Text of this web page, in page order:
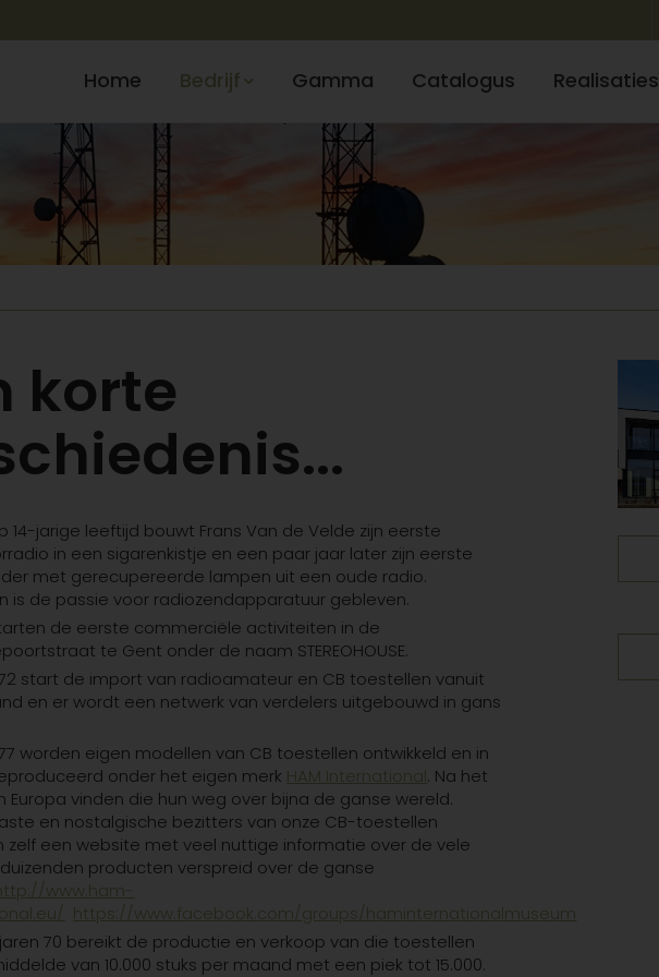
Home Bedrijf Gamma Catalogus Realisaties
korte
14-jarige leeftijd bouwt Frans Van de Velde zijn eerste
in een sigarenkistje en een paar jaar later zijn eerste
met gerecupereerde lampen uit een oude radio.
is de passie voor radiozendapparatuur gebleven.
de eerste commerciële activiteiten in de
te Gent onder de naam STEREOHOUSE.
start de import van radioamateur en CB toestellen vanuit
en er wordt een netwerk van verdelers uitgebouwd in gans
worden eigen modellen van CB toestellen ontwikkeld en in
onder het eigen merk HAM International. Na het
Europa vinden die hun weg over bijna de ganse wereld.
en nostalgische bezitters van onze CB-toestellen
zelf een website met veel nuttige informatie over de vele
producten verspreid over de ganse
www.ham-
https://www.facebook.com/groups/haminternationalmuseum
70 bereikt de productie en verkoop van die toestellen
van 10.000 stuks per maand met een piek tot 15.000.